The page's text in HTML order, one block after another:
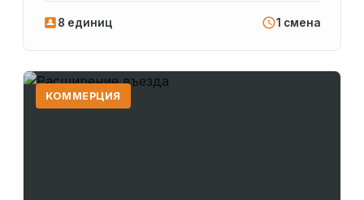
8 единиц 1 смена
КОММЕРЦИЯ